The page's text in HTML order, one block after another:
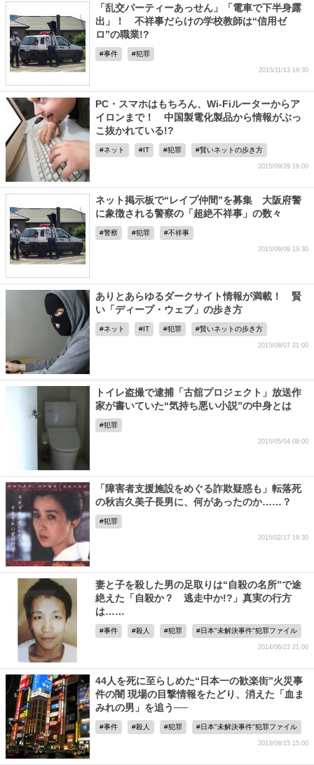
「乱交パーティーあっせん」「電車で下半身露
出」！ 不祥事だらけの学校教師は“信用ゼ
ロ”の職業!?
事件 犯罪
2015/11/13 19:30
PC・スマホはもちろん、Wi-Fiルーターからア
イロンまで！ 中国製電化製品から情報がぶっ
こ抜かれている!?
ネット IT 犯罪 賢いネットの歩き方
2015/09/29 18:00
ネット掲示板で“レイプ仲間”を募集 大阪府警
に象徴される警察の「超絶不祥事」の数々
警察 犯罪 不祥事
2015/09/09 19:30
ありとあらゆるダークサイト情報が満載！ 賢
い「ディープ・ウェブ」の歩き方
ネット IT 犯罪 賢いネットの歩き方
2015/08/07 21:00
トイレ盗撮で逮捕「古舘プロジェクト」放送作
家が書いていた“気持ち悪い小説”の中身とは
犯罪
2015/05/04 08:00
「障害者支援施設をめぐる詐欺疑惑も」転落死
の秋吉久美子長男に、何があったのか……？
犯罪
2015/02/17 19:30
妻と子を殺した男の足取りは“自殺の名所”で途
絶えた「自殺か？ 逃走中か!?」真実の行方
は……
事件 殺人 犯罪 日本"未解決事件"犯罪ファイル
2014/06/23 21:00
44人を死に至らしめた“日本一の歓楽街”火災事
件の闇 現場の目撃情報をたどり、消えた「血ま
みれの男」を追う──
事件 殺人 犯罪 日本"未解決事件"犯罪ファイル
2013/08/15 15:00